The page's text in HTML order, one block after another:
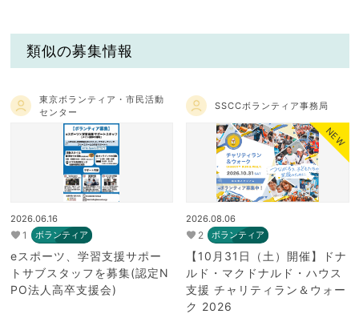
類似の募集情報
東京ボランティア・市民活動
センター
2026.06.16
1 ボランティア
eスポーツ、学習支援サポー
トサブスタッフを募集(認定N
PO法人高卒支援会)
SSCCボランティア事務局
NEW
2026.08.06
2 ボランティア
【10月31日（土）開催】ドナ
ルド・マクドナルド・ハウス
支援 チャリティラン＆ウォー
ク 2026